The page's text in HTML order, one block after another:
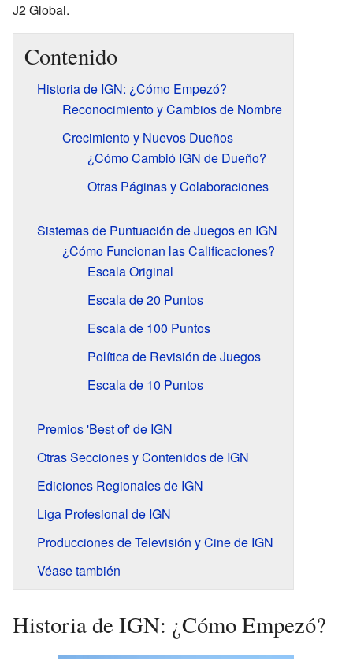
J2 Global.
Contenido
Historia de IGN: ¿Cómo Empezó?
Reconocimiento y Cambios de Nombre
Crecimiento y Nuevos Dueños
¿Cómo Cambió IGN de Dueño?
Otras Páginas y Colaboraciones
Sistemas de Puntuación de Juegos en IGN
¿Cómo Funcionan las Calificaciones?
Escala Original
Escala de 20 Puntos
Escala de 100 Puntos
Política de Revisión de Juegos
Escala de 10 Puntos
Premios 'Best of' de IGN
Otras Secciones y Contenidos de IGN
Ediciones Regionales de IGN
Liga Profesional de IGN
Producciones de Televisión y Cine de IGN
Véase también
Historia de IGN: ¿Cómo Empezó?